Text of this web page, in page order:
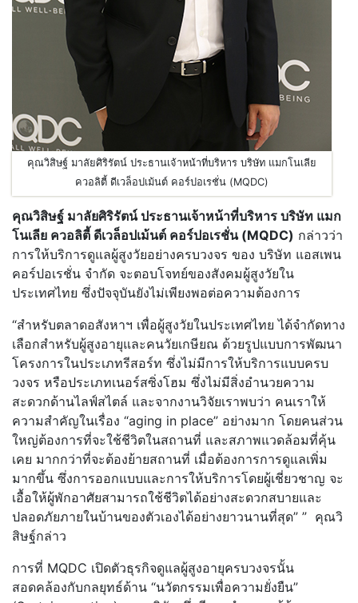
คุณวิสิษฐ์ มาลัยศิริรัตน์ ประธานเจ้าหน้าที่บริหาร บริษัท แมกโนเลีย
ควอลิตี้ ดีเวล็อปเม้นต์ คอร์ปอเรชั่น (MQDC)
คุณวิสิษฐ์ มาลัยศิริรัตน์ ประธานเจ้าหน้าที่บริหาร บริษัท แมก
โนเลีย ควอลิตี้ ดีเวล็อปเม้นต์ คอร์ปอเรชั่น (MQDC) กล่าวว่า
การให้บริการดูแลผู้สูงวัยอย่างครบวงจร ของ บริษัท แอสเพน
คอร์ปอเรชั่น จำกัด จะตอบโจทย์ของสังคมผู้สูงวัยใน
ประเทศไทย ซึ่งปัจจุบันยังไม่เพียงพอต่อความต้องการ
“สำหรับตลาดอสังหาฯ เพื่อผู้สูงวัยในประเทศไทย ได้จำกัดทาง
เลือกสำหรับผู้สูงอายุและคนวัยเกษียณ ด้วยรูปแบบการพัฒนา
โครงการในประเภทรีสอร์ท ซึ่งไม่มีการให้บริการแบบครบ
วงจร หรือประเภทเนอร์สซิ่งโฮม ซึ่งไม่มีสิ่งอำนวยความ
สะดวกด้านไลฟ์สไตล์ และจากงานวิจัยเราพบว่า คนเราให้
ความสำคัญในเรื่อง “aging in place” อย่างมาก โดยคนส่วน
ใหญ่ต้องการที่จะใช้ชีวิตในสถานที่ และสภาพแวดล้อมที่คุ้น
เคย มากกว่าที่จะต้องย้ายสถานที่ เมื่อต้องการการดูแลเพิ่ม
มากขึ้น ซึ่งการออกแบบและการให้บริการโดยผู้เชี่ยวชาญ จะ
เอื้อให้ผู้พักอาศัยสามารถใช้ชีวิตได้อย่างสะดวกสบายและ
ปลอดภัยภายในบ้านของตัวเองได้อย่างยาวนานที่สุด” ” คุณวิ
สิษฐ์กล่าว
การที่ MQDC เปิดตัวธุรกิจดูแลผู้สูงอายุครบวงจรนั้น
สอดคล้องกับกลยุทธ์ด้าน “นวัตกรรมเพื่อความยั่งยืน”